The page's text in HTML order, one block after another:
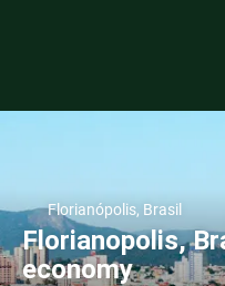
Florianópolis, Brasil
Florianopolis,
economy